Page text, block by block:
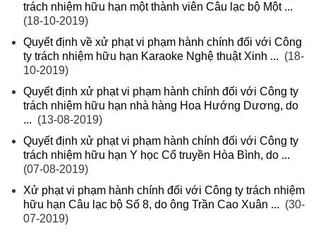
trách nhiệm hữu hạn một thành viên Câu lạc bộ Một ...
(18-10-2019)
Quyết định về xử phạt vi phạm hành chính đối với Công
ty trách nhiệm hữu hạn Karaoke Nghệ thuật Xinh ... (18-
10-2019)
Quyết định xử phạt vi phạm hành chính đối với Công ty
trách nhiệm hữu hạn nhà hàng Hoa Hướng Dương, do
... (13-08-2019)
Quyết định xử phạt vi phạm hành chính đối với Công ty
trách nhiệm hữu hạn Y học Cổ truyền Hòa Bình, do ...
(07-08-2019)
Xử phạt vi phạm hành chính đối với Công ty trách nhiệm
hữu hạn Câu lạc bộ Số 8, do ông Trần Cao Xuân ... (30-
07-2019)